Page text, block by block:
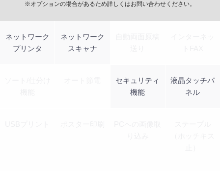
※オプションの場合があるため詳しくはお問い合わせください。
ネットワーク
プリンタ
ネットワーク
スキャナ
セキュリティ
機能
液晶タッチパ
ネル